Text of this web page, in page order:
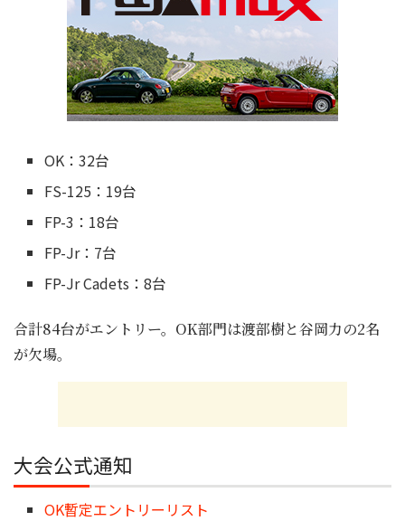
OK：32台
FS-125：19台
FP-3：18台
FP-Jr：7台
FP-Jr Cadets：8台
合計84台がエントリー。OK部門は渡部樹と谷岡力の2名
が欠場。
大会公式通知
OK暫定エントリーリスト